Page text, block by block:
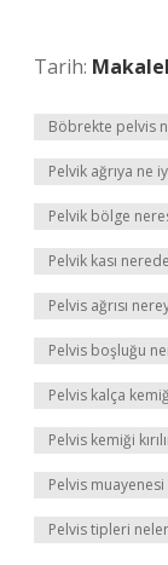
Tarih:
Böbrekte pelvis
Pelvik ağrıya ne
Pelvik bölge
Pelvik kası
Pelvis ağrısı
Pelvis boşluğu
Pelvis kalça
Pelvis kemiği
Pelvis
Pelvis tipleri